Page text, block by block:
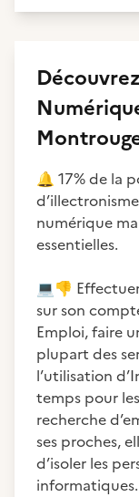
Découvrez
🔔 17% de la
numérique
essentielles.
💻👎
sur son
Emploi, faire
plupart des
l’utilisation
temps pour
recherche
ses proches,
d’isoler les
informatiques.